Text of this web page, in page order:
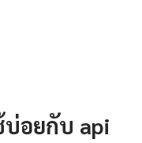
บ่อยกับ api